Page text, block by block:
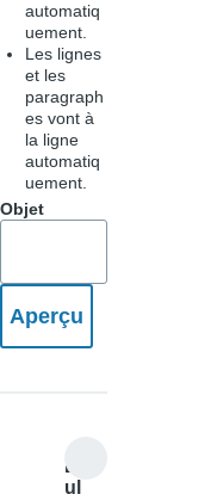
automatiq
uement.
Les lignes
et les
paragraph
es vont à
la ligne
automatiq
uement.
Objet
B
ul